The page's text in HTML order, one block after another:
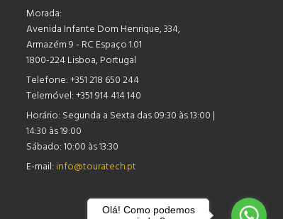
Morada:
Avenida Infante Dom Henrique, 334,
Armazém 9 - RC Espaço 1.01
1800-224 Lisboa, Portugal
Telefone:+351 218 650 244
Telemóvel: +351 914 414 140
Horário: Segunda a Sexta das 09:30 às 13:00 |
14:30 às 19:00
Sábado: 10:00 às 13:30
E-mail: info@touratech.pt
Olá! Como podemos